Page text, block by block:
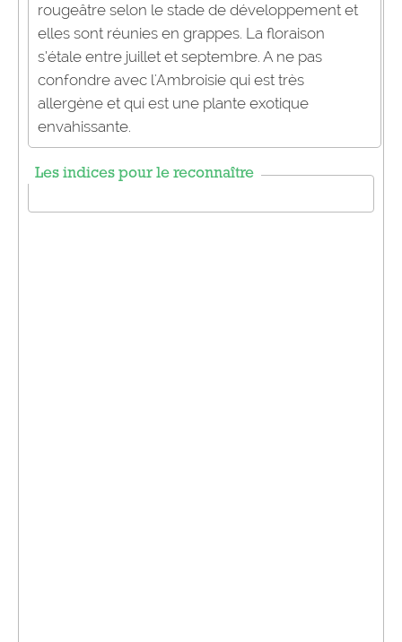
rougeâtre selon le stade de développement et
elles sont réunies en grappes. La floraison
s’étale entre juillet et septembre. A ne pas
confondre avec l'Ambroisie qui est très
allergène et qui est une plante exotique
envahissante.
Les indices pour le reconnaître